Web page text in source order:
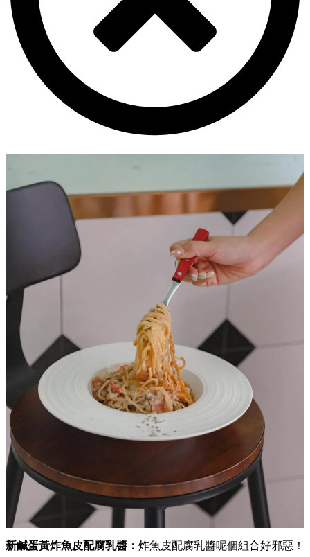
新鹹蛋黃炸魚皮配腐乳醬： 炸魚皮配腐乳醬呢個組合好邪惡！